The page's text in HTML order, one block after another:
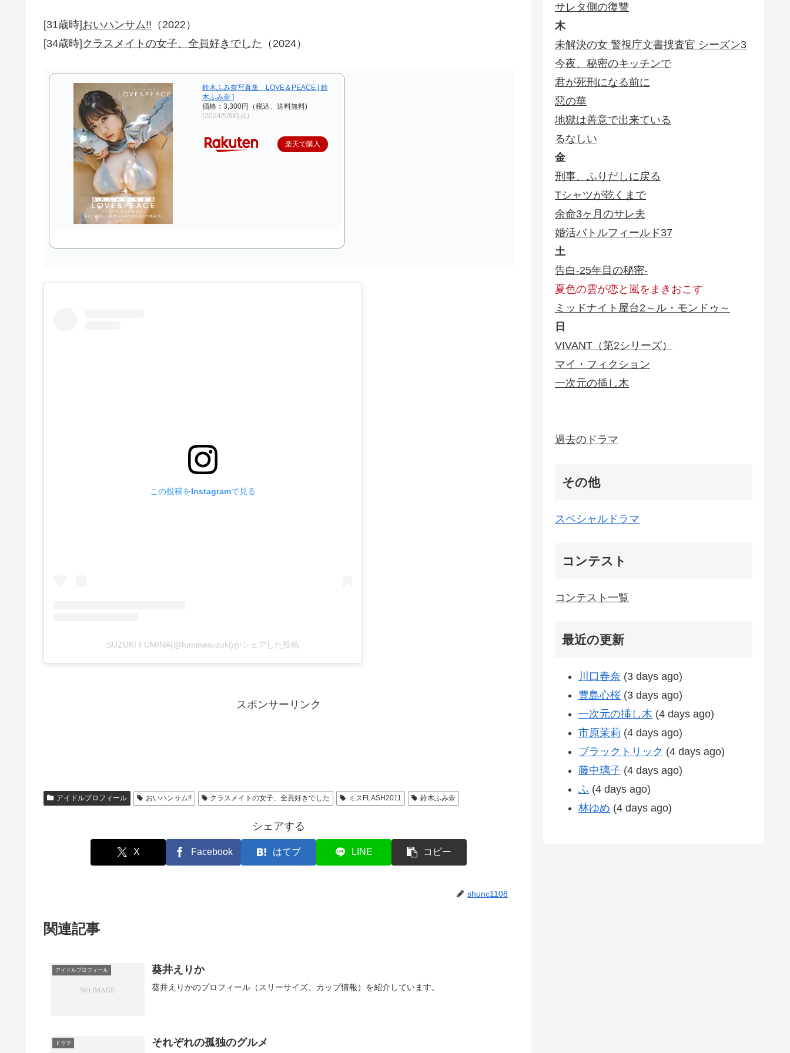
[31歳時]おいハンサム!! （2022）
[34歳時] クラスメイトの女子、全員好きでした （2024）
鈴木ふみ奈写真集 LOVE＆PEACE [ 鈴
木ふみ奈 ]
価格：3,300円（税込、送料無料)
(2024/5/9時点)
楽天で購入
この投稿をInstagramで見る
SUZUKI FUMINA(@fuminasuzuki)がシェアした投稿
スポンサーリンク
アイドルプロフィール おいハンサム!! クラスメイトの女子、全員好きでした ミスFLASH2011 鈴木ふみ奈
シェアする
X Facebook はてブ LINE コピー
shunc1108
関連記事
アイドルプロフィール 葵井えりか
葵井えりかのプロフィール（スリーサイズ、カップ情報）を紹介しています。
ドラマ それぞれの孤独のグルメ
サレタ側の復讐
木
未解決の女 警視庁文書捜査官 シーズン3
今夜、秘密のキッチンで
君が死刑になる前に
惡の華
地獄は善意で出来ている
るなしい
金
刑事、ふりだしに戻る
Tシャツが乾くまで
余命3ヶ月のサレ夫
婚活バトルフィールド37
土
告白-25年目の秘密-
夏色の雲が恋と嵐をまきおこす
ミッドナイト屋台2～ル・モンドゥ～
日
VIVANT（第2シリーズ）
マイ・フィクション
一次元の挿し木
過去のドラマ
その他
スペシャルドラマ
コンテスト
コンテスト一覧
最近の更新
川口春奈 (3 days ago)
豊島心桜 (3 days ago)
一次元の挿し木 (4 days ago)
市原茉莉 (4 days ago)
ブラックトリック (4 days ago)
藤中璃子 (4 days ago)
ふ (4 days ago)
林ゆめ (4 days ago)